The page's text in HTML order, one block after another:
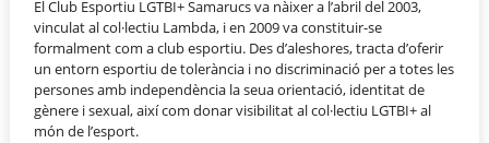
El Club Esportiu LGTBI+ Samarucs va nàixer a l’abril del 2003,
vinculat al col·lectiu Lambda, i en 2009 va constituir-se
formalment com a club esportiu. Des d’aleshores, tracta d’oferir
un entorn esportiu de tolerància i no discriminació per a totes les
persones amb independència la seua orientació, identitat de
gènere i sexual, així com donar visibilitat al col·lectiu LGTBI+ al
món de l’esport.